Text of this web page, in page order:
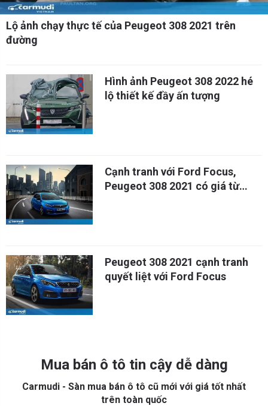
Lộ ảnh chạy thực tế của Peugeot 308 2021 trên
đường
Hình ảnh Peugeot 308 2022 hé
lộ thiết kế đầy ấn tượng
Cạnh tranh với Ford Focus,
Peugeot 308 2021 có giá từ
Peugeot 308 2021 cạnh tranh
quyết liệt với Ford Focus
Mua bán ô tô tin cậy dễ dàng
Carmudi - Sàn mua bán ô tô cũ mới với giá tốt nhất
trên toàn quốc